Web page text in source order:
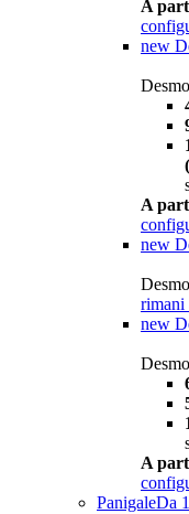
A
new
A
new
rimani
new
A
PanigaleDa